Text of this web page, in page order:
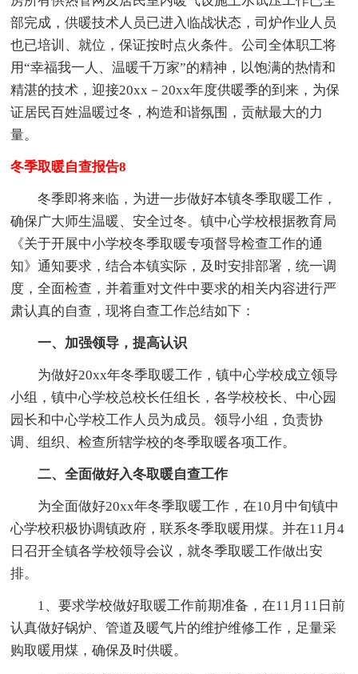
部完成，供暖技术人员已进入临战状态，司炉作业人员
也已培训、就位，保证按时点火条件。公司全体职工将
用“幸福我一人、温暖千万家”的精神，以饱满的热情和
精湛的技术，迎接20xx－20xx年度供暖季的到来，为保
证居民百姓温暖过冬，构造和谐氛围，贡献最大的力
量。
冬季取暖自查报告8
冬季即将来临，为进一步做好本镇冬季取暖工作，
确保广大师生温暖、安全过冬。镇中心学校根据教育局
《关于开展中小学校冬季取暖专项督导检查工作的通
知》通知要求，结合本镇实际，及时安排部署，统一调
度，全面检查，并着重对文件中要求的相关内容进行严
肃认真的自查，现将自查工作总结如下：
一、加强领导，提高认识
为做好20xx年冬季取暖工作，镇中心学校成立领导
小组，镇中心学校总校长任组长，各学校校长、中心园
园长和中心学校工作人员为成员。领导小组，负责协
调、组织、检查所辖学校的冬季取暖各项工作。
二、全面做好入冬取暖自查工作
为全面做好20xx年冬季取暖工作，在10月中旬镇中
心学校积极协调镇政府，联系冬季取暖用煤。并在11月4
日召开全镇各学校领导会议，就冬季取暖工作做出安
排。
1、要求学校做好取暖工作前期准备，在11月11日前
认真做好锅炉、管道及暖气片的维护维修工作，足量采
购取暖用煤，确保及时供暖。